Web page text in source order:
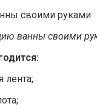
ванны своими
лента;